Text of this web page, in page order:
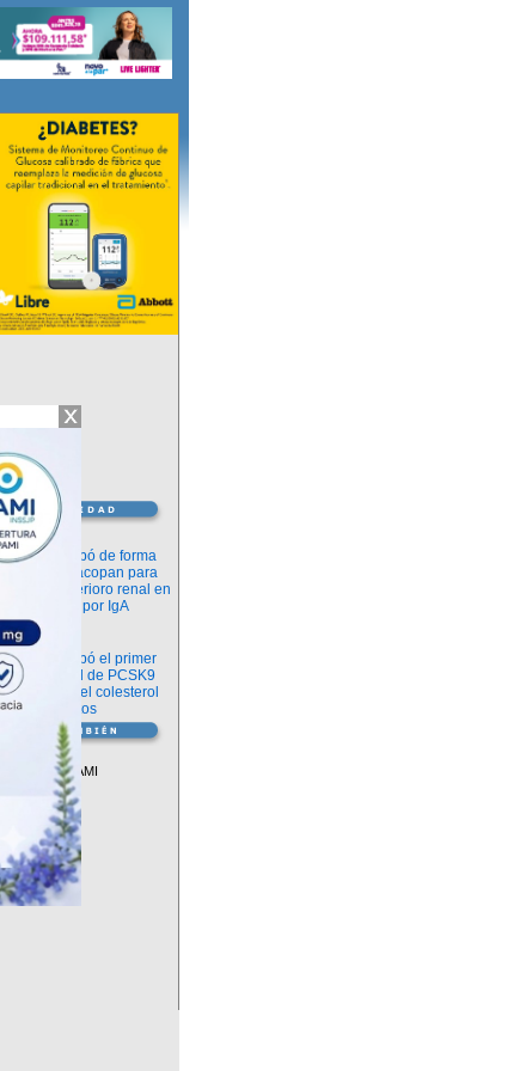
FDA aprobó de forma
definitiva iptacopan para
frenar el deterioro renal en
la nefropatía por IgA
FDA aprobó el primer
oral de PCSK9
reducir el colesterol
en adultos
Vademécum
Descuentos PAMI